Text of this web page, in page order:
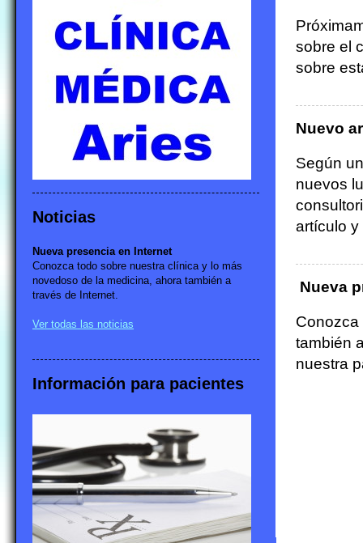
Noticias
Nueva presencia en Internet
Conozca todo sobre nuestra clínica y lo más
novedoso de la medicina, ahora también a
través de Internet.
Ver todas las noticias
Información para pacientes
sobre el
sobre
Nuevo
Según
nuevos
artículo y
Nueva
Conozca
también
nuestra